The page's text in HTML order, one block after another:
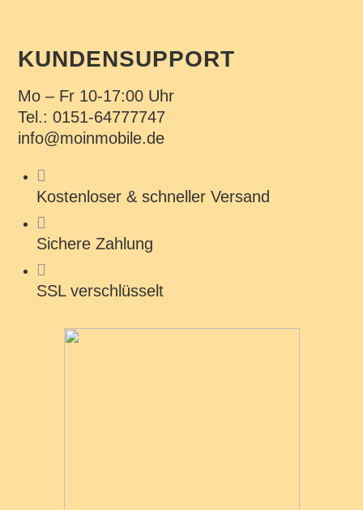
KUNDENSUPPORT
Mo – Fr 10-17:00 Uhr
Tel.: 0151-64777747
info@moinmobile.de
Kostenloser & schneller Versand
Sichere Zahlung
SSL verschlüsselt